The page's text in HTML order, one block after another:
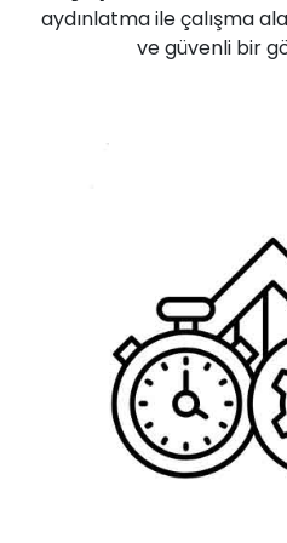
aydınlatma ile çalışma
ve güvenli bir